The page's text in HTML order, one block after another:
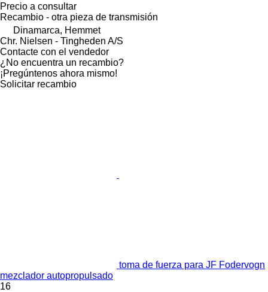
Precio a consultar
Recambio - otra pieza de transmisión
Dinamarca, Hemmet
Chr. Nielsen - Tingheden A/S
Contacte con el vendedor
¿No encuentra un recambio?
¡Pregúntenos ahora mismo!
Solicitar recambio
toma de fuerza para JF Fodervogn
mezclador autopropulsado
16